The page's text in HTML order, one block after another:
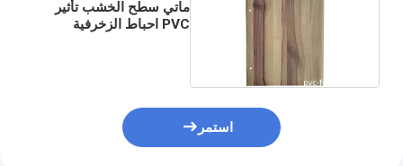
ماتي سطح الخشب تأثير
PVC احباط الزخرفية
استمر